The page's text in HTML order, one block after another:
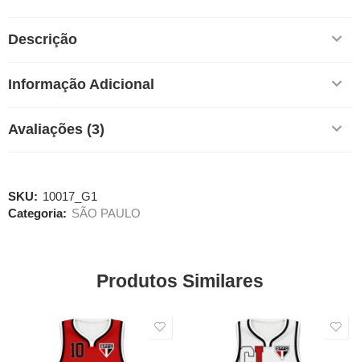
Descrição
Informação Adicional
Avaliações (3)
SKU: 10017_G1
Categoria: SÃO PAULO
Produtos Similares